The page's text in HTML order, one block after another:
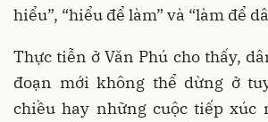
hiểu”, “hiểu để làm” và “làm để
Thực tiễn ở Văn Phú cho thấy,
đoạn mới không thể dừng ở
chiều hay những cuộc tiếp xúc